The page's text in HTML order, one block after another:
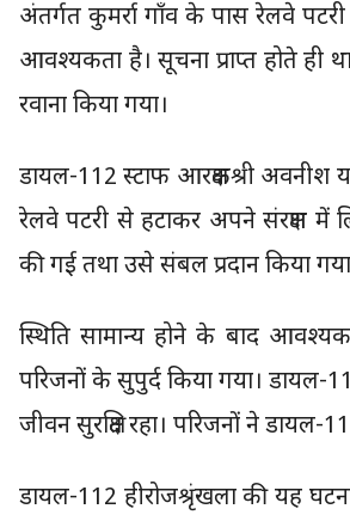
अंतर्गत कुमर्रा गाँव के पास रेलवे
आवश्यकता है। सूचना प्राप्त होते ही
रवाना किया गया।
डायल-112 स्टाफ आरक्षकश्री अवनीश
रेलवे पटरी से हटाकर अपने संरक्षण में
की गई तथा उसे संबल प्रदान किया
स्थिति सामान्य होने के बाद
परिजनों के सुपुर्द किया गया। डायल-
जीवन सुरक्षित रहा। परिजनों ने
डायल-112 हीरोजश्रृंखला की यह